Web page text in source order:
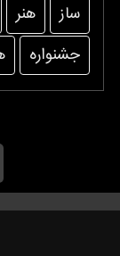
ساز هنر
جشنواره